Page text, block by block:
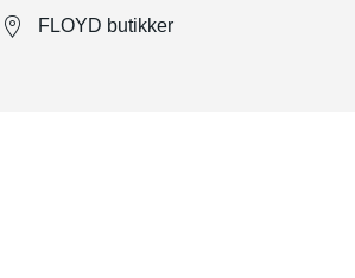
FLOYD butikker